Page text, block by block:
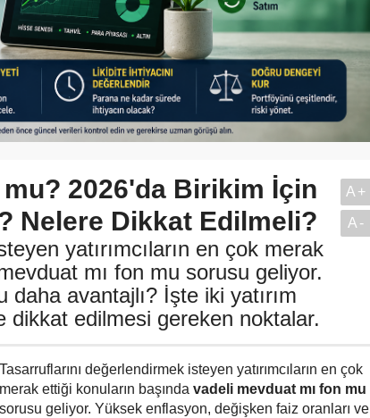
mu? 2026'da Birikim İçin
Nelere Dikkat Edilmeli?
yatırımcıların en çok merak
mı fon mu sorusu geliyor.
avantajlı? İşte iki yatırım
dikkat edilmesi gereken noktalar.
A+
A-
Tasarruflarını değerlendirmek isteyen yatırımcıların en çok
merak ettiği konuların başında vadeli mevduat mı fon mu
sorusu geliyor. Yüksek enflasyon, değişken faiz oranları ve